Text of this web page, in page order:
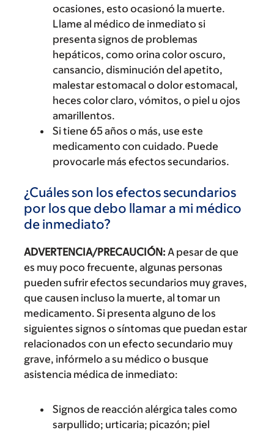
ocasiones, esto ocasionó la muerte.
Llame al médico de inmediato si
presenta signos de problemas
hepáticos, como orina color oscuro,
cansancio, disminución del apetito,
malestar estomacal o dolor estomacal,
heces color claro, vómitos, o piel u ojos
amarillentos.
Si tiene 65 años o más, use este
medicamento con cuidado. Puede
provocarle más efectos secundarios.
¿Cuáles son los efectos secundarios
por los que debo llamar a mi médico
de inmediato?
ADVERTENCIA/PRECAUCIÓN: A pesar de que
es muy poco frecuente, algunas personas
pueden sufrir efectos secundarios muy graves,
que causen incluso la muerte, al tomar un
medicamento. Si presenta alguno de los
siguientes signos o síntomas que puedan estar
relacionados con un efecto secundario muy
grave, infórmelo a su médico o busque
asistencia médica de inmediato:
Signos de reacción alérgica tales como
sarpullido; urticaria; picazón; piel